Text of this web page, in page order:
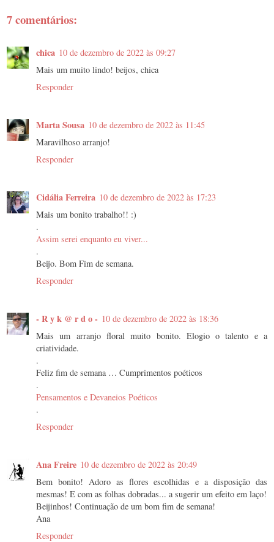
7 comentários:
chica 10 de dezembro de 2022 às 09:27
Mais um muito lindo! beijos, chica
Responder
Marta Sousa 10 de dezembro de 2022 às 11:45
Maravilhoso arranjo!
Responder
Cidália Ferreira 10 de dezembro de 2022 às 17:23
Mais um bonito trabalho!! :)
.
Assim serei enquanto eu viver...
.
Beijo. Bom Fim de semana.
Responder
- R y k @ r d o - 10 de dezembro de 2022 às 18:36
Mais um arranjo floral muito bonito. Elogio o talento e a
criatividade.
.
Feliz fim de semana … Cumprimentos poéticos
.
Pensamentos e Devaneios Poéticos
.
Responder
Ana Freire 10 de dezembro de 2022 às 20:49
Bem bonito! Adoro as flores escolhidas e a disposição das
mesmas! E com as folhas dobradas... a sugerir um efeito em laço!
Beijinhos! Continuação de um bom fim de semana!
Ana
Responder